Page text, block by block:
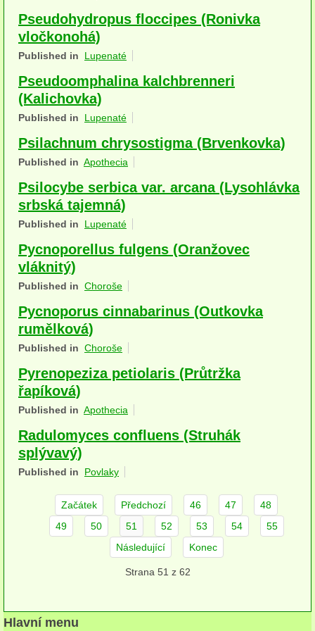
Houby (Fotogalerie)
podle typu plodnic
na dřevě
terestrické saprotrofní
fungikolní
šišky, plody, květy
koprofilní
lichenizované
herbikolní-dvouděložné
herbikolní-kapraďorosty
Perithecia stromatická
Perithecia nestromatická
Rosoly
Kornacovité
jednoleté
Pseudohydropus floccipes (Ronivka
vločkonohá)
Published in Lupenaté
Pseudoomphalina kalchbrenneri
(Kalichovka)
Published in Lupenaté
Psilachnum chrysostigma (Brvenkovka)
Published in Apothecia
Psilocybe serbica var. arcana (Lysohlávka
srbská tajemná)
Published in Lupenaté
Pycnoporellus fulgens (Oranžovec
vláknitý)
Published in Choroše
Pycnoporus cinnabarinus (Outkovka
rumělková)
Published in Choroše
Pyrenopeziza petiolaris (Průtržka
řapíková)
Published in Apothecia
Radulomyces confluens (Struhák
splývavý)
Published in Povlaky
Začátek Předchozí 46 47
48
49
50 51 52 53 54
55
Následující
Konec
Strana 51 z 62
Hlavní menu